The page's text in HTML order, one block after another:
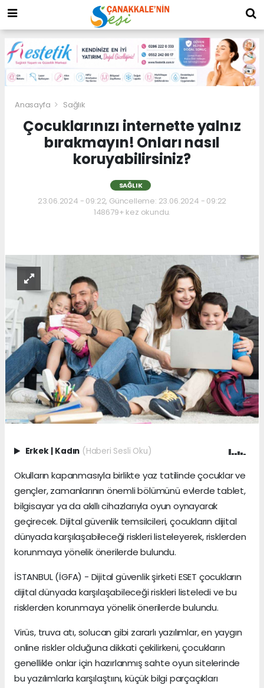
Anasayfa Sağlık
Çocuklarınızı internette yalnız
bırakmayın! Onları nasıl
koruyabilirsiniz?
SAĞLIK
23.06.2024 - 09:22, Güncelleme: 23.06.2024 - 09:22
148679+ kez okundu.
Erkek Kadın (Haberi Sesli Oku)
Okulların kapanmasıyla birlikte yaz tatilinde çocuklar ve
gençler, zamanlarının önemli bölümünü evlerde tablet,
bilgisayar ya da akıllı cihazlarıyla oyun oynayarak
geçirecek. Dijital güvenlik temsilcileri, çocukların dijital
dünyada karşılaşabileceği riskleri listeleyerek, risklerden
korunmaya yönelik önerilerde bulundu.
İSTANBUL (İGFA) - Dijital güvenlik şirketi ESET çocukların
dijital dünyada karşılaşabileceği riskleri listeledi ve bu
risklerden korunmaya yönelik önerilerde bulundu.
Virüs, truva atı, solucan gibi zararlı yazılımlar, en yaygın
online riskler olduğuna dikkati çekilirkeni, çocukların
genellikle onlar için hazırlanmış sahte oyun sitelerinde
bu yazılımlarla karşılaştıını, küçük bilgi parçaçıkları